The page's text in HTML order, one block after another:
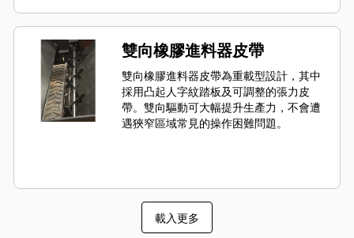
雙向橡膠進料器皮帶
雙向橡膠進料器皮帶為重載型設計，其中
採用凸起人字紋踏板及可調整的張力皮
帶。雙向驅動可大幅提升生產力，不會遭
遇狹窄區域常見的操作困難問題。
載入更多